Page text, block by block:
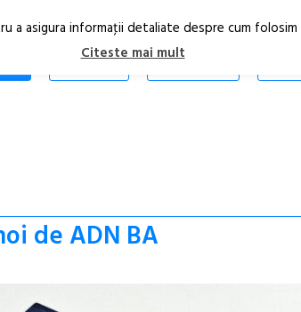
de ADN BA
a asigura informaţii detaliate despre cum
Citeste mai mult